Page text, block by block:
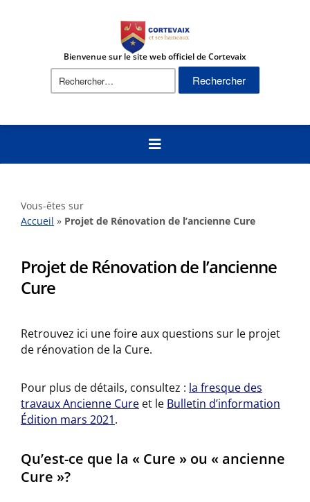
Bienvenue sur le site web officiel de Cortevaix
Rechercher :
Vous-êtes sur
Accueil » Projet de Rénovation de l’ancienne Cure
Projet de Rénovation de l’ancienne
Cure
Retrouvez ici une foire aux questions sur le projet
de rénovation de la Cure.
Pour plus de détails, consultez : la fresque des
travaux Ancienne Cure et le Bulletin d’information
Édition mars 2021.
Qu’est-ce que la « Cure » ou « ancienne
Cure »?